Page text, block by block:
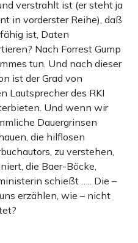
verstrahlt ist (er steht ja
in vorderster Reihe), daß
ist, Daten
Nach Forrest Gump
tun. Und nach dieser
ist der Grad von
Lautsprecher des RKI
Und wenn wir
Dauergrinsen
die hilflosen
zu verstehen,
die Baer-Böcke,
schießt ….. Die –
erzählen, wie – nicht